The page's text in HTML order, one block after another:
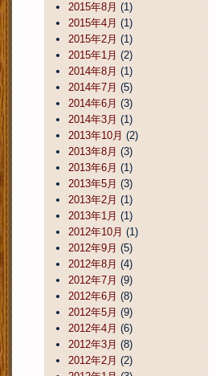
2015年8月 (1)
2015年4月 (1)
2015年2月 (1)
2015年1月 (2)
2014年8月 (1)
2014年7月 (5)
2014年6月 (3)
2014年3月 (1)
2013年10月 (2)
2013年8月 (3)
2013年6月 (1)
2013年5月 (3)
2013年2月 (1)
2013年1月 (1)
2012年10月 (1)
2012年9月 (5)
2012年8月 (4)
2012年7月 (9)
2012年6月 (8)
2012年5月 (9)
2012年4月 (6)
2012年3月 (8)
2012年2月 (2)